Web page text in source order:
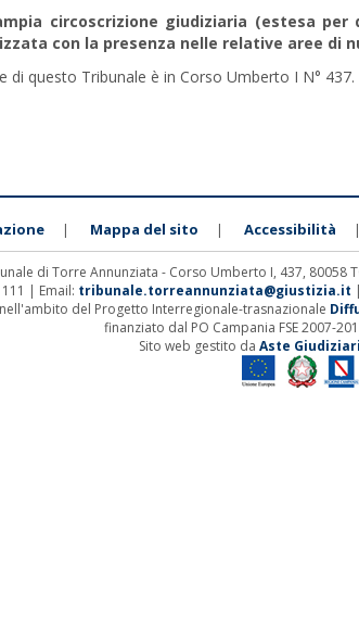
circoscrizione giudiziaria (estesa
con la presenza nelle relative aree di
di questo Tribunale è in Corso Umberto I N° 437.
| Mappa del sito | Accessibilità
di Torre Annunziata - Corso Umberto I, 437, 80058
| Email: tribunale.torreannunziata@giustizia.it
del Progetto Interregionale-trasnazionale
finanziato dal PO Campania FSE 2007-
Sito web gestito da Aste